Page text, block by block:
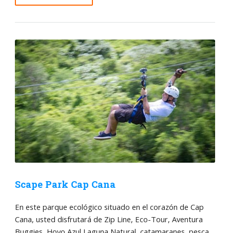
Scape Park Cap Cana
En este parque ecológico situado en el corazón de Cap
Cana, usted disfrutará de Zip Line, Eco-Tour, Aventura